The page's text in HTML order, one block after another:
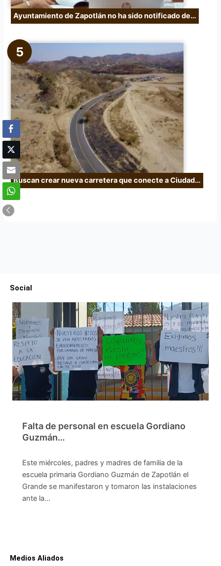
Ayuntamiento de Zapotlán no ha sido notificado de…
Buscan crear nueva carretera que conecte a Ciudad…
Social
Falta de personal en escuela Gordiano
Guzmán…
Este miércoles, padres y madres de familia de la
escuela primaria Gordiano Guzmán de Zapotlán el
Grande se manifestaron y tomaron las instalaciones
ante la…
Medios Aliados